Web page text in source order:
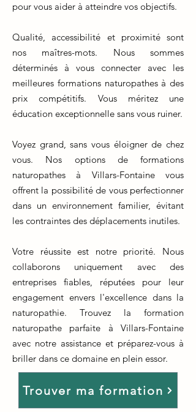
pour vous aider à atteindre vos objectifs.
Qualité, accessibilité et proximité sont
nos maîtres-mots. Nous sommes
déterminés à vous connecter avec les
meilleures formations naturopathes à des
prix compétitifs. Vous méritez une
éducation exceptionnelle sans vous ruiner.
Voyez grand, sans vous éloigner de chez
vous. Nos options de formations
naturopathes à Villars-Fontaine vous
offrent la possibilité de vous perfectionner
dans un environnement familier, évitant
les contraintes des déplacements inutiles.
Votre réussite est notre priorité. Nous
collaborons uniquement avec des
entreprises fiables, réputées pour leur
engagement envers l'excellence dans la
naturopathie. Trouvez la formation
naturopathe parfaite à Villars-Fontaine
avec notre assistance et préparez-vous à
briller dans ce domaine en plein essor.
Trouver ma formation